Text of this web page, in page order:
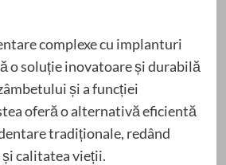
complexe cu implanturi
o soluție inovatoare și durabilă
și a funcției
oferă o alternativă eficientă
tradiționale, redând
calitatea vieții.